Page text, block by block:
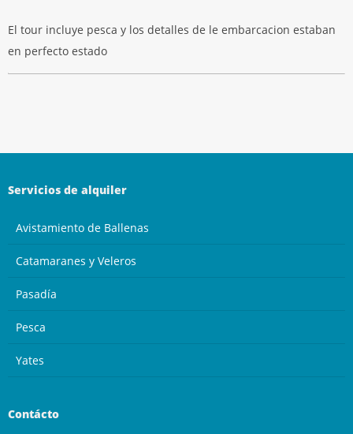
El tour incluye pesca y los detalles de le embarcacion estaban
en perfecto estado
Servicios de alquiler
Avistamiento de Ballenas
Catamaranes y Veleros
Pasadía
Pesca
Yates
Contácto